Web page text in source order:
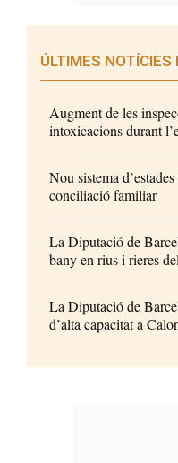
ÚLTIMES NOTÍCIES
Augment de les
intoxicacions durant
Nou sistema
conciliació familiar
La Diputació de
bany en rius i rieres
La Diputació de
d’alta capacitat a